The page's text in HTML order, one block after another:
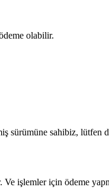
olabilir.
sürümüne sahibiz, lütfen
işlemler için ödeme